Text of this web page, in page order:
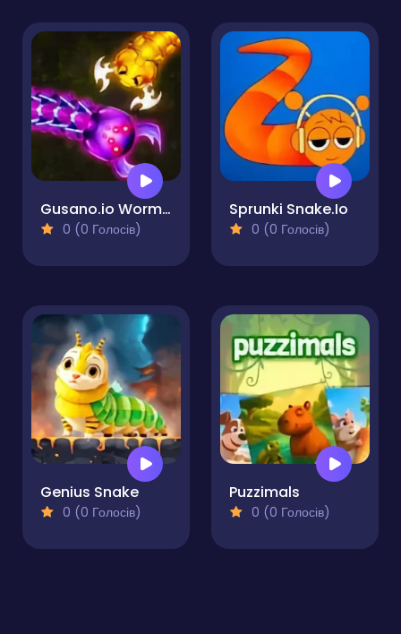
Gusano.io Worms Snake Game
0 (0 Голосів)
Sprunki Snake.Io
0 (0 Голосів)
Genius Snake
0 (0 Голосів)
Puzzimals
0 (0 Голосів)